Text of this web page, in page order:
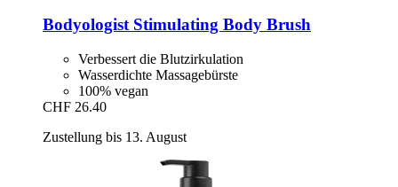
BodyologistStimulating Body Brush
Verbessert die Blutzirkulation
Wasserdichte Massagebürste
100% vegan
CHF 26.40
Zustellung bis 13. August